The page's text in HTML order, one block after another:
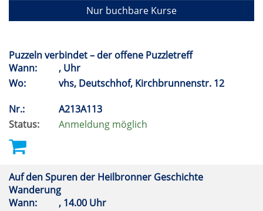
Nur buchbare Kurse
Puzzeln verbindet – der offene Puzzletreff
Wann:
, Uhr
Wo:
vhs, Deutschhof, Kirchbrunnenstr. 12
Nr.:
A213A113
Status:
Anmeldung möglich
Auf den Spuren der Heilbronner Geschichte
Wanderung
Wann:
, 14.00 Uhr